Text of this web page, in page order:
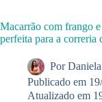
Macarrão com frango
perfeita para a correria
Por
Publicado em
Atualizado em